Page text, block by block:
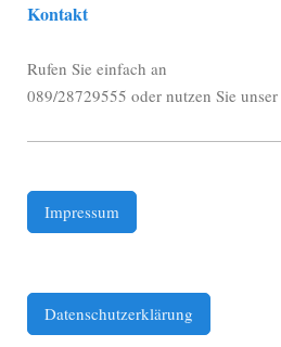
Kontakt
Rufen Sie einfach an
089/28729555 oder nutzen Sie unser
Impressum
Datenschutzerklärung